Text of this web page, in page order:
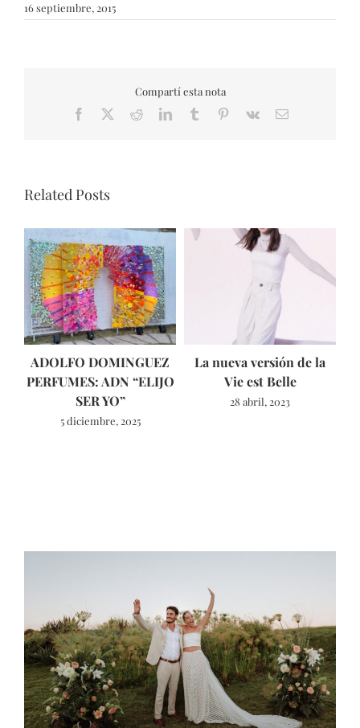
16 septiembre, 2015
Compartí esta nota
Facebook RedditLinkedInTumblr Pinterest
Vk Email
Related Posts
ADOLFO DOMINGUEZ
PERFUMES: ADN “ELIJO
SER YO”
5 diciembre, 2025
La nueva versión de la
Vie est Belle
28 abril, 2023